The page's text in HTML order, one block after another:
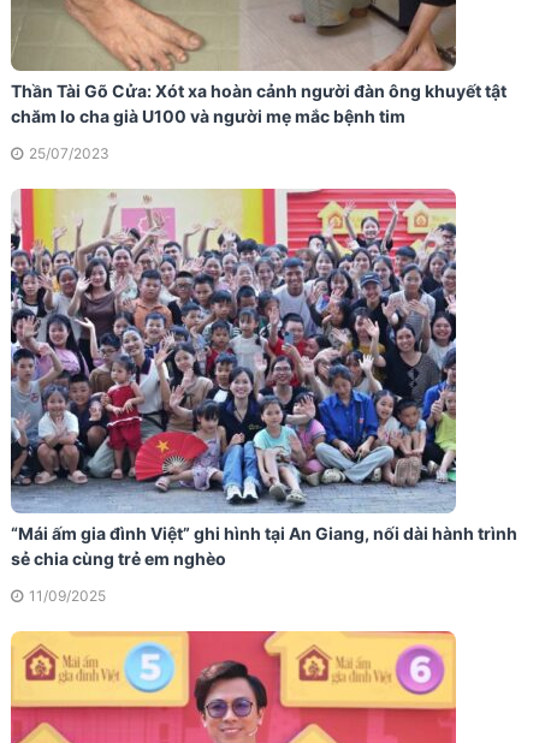
Thần Tài Gõ Cửa: Xót xa hoàn cảnh người đàn ông khuyết tật
chăm lo cha già U100 và người mẹ mắc bệnh tim
25/07/2023
“Mái ấm gia đình Việt” ghi hình tại An Giang, nối dài hành trình
sẻ chia cùng trẻ em nghèo
11/09/2025